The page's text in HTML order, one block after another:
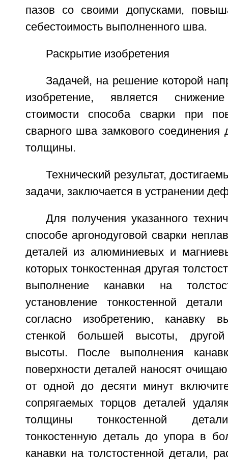
пазов со своими допусками,
себестоимость выполненного шва.
Раскрытие изобретения
Задачей, на решение которой
изобретение, является
стоимости способа сварки при
сварного шва замкового соединения
толщины.
Технический результат,
задачи, заключается в устранении
Для получения указанного
способе аргонодуговой сварки
деталей из алюминиевых и
которых тонкостенная другая
выполнение канавки на
установление тонкостенной
согласно изобретению, канавку
стенкой большей высоты,
высоты. После выполнения
поверхности деталей наносят
от одной до десяти минут
сопрягаемых торцов деталей
толщины тонкостенной
тонкостенную деталь до упора в
канавки на толстостенной детали,